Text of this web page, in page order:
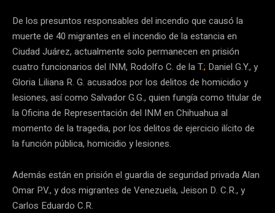
De los presuntos responsables del incendio que causó la
muerte de 40 migrantes en el incendio de la estancia en
Ciudad Juárez, actualmente solo permanecen en prisión
cuatro funcionarios del INM, Rodolfo C. de la T.; Daniel G.Y., y
Gloria Liliana R. G. acusados por los delitos de homicidio y
lesiones, así como Salvador G.G., quien fungía como titular de
la Oficina de Representación del INM en Chihuahua al
momento de la tragedia, por los delitos de ejercicio ilícito de
la función pública, homicidio y lesiones.
Además están en prisión el guardia de seguridad privada Alan
Omar P.V., y dos migrantes de Venezuela, Jeison D. C.R., y
Carlos Eduardo C.R.